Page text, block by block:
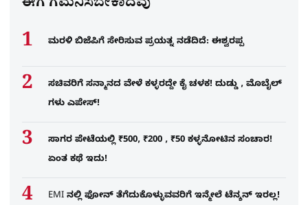
ಈಗ ಗಮನಿಸಬೇಕಾದವು
ಮರಳಿ ಬಿಜೆಪಿಗೆ ಸೇರಿಸುವ ಪ್ರಯತ್ನ ನಡೆದಿದೆ: ಈಶ್ವರಪ್ಪ
ಸಚಿವರಿಗೆ ಸನ್ಮಾನದ ವೇಳೆ ಕಳ್ಳರದ್ದೇ ಕೈ ಚಳಕ! ದುಡ್ಡು , ಮೊಬೈಲ್​
ಗಳು ಎಪೇಸ್!
ಸಾಗರ ಪೇಟೆಯಲ್ಲಿ ₹500, ₹200 , ₹50 ಕಳ್ಳನೋಟಿನ ಸಂಚಾರ!
ಏಂತ ಕಥೆ ಇದು!
EMI ನಲ್ಲಿ ಫೋನ್​ ತೆಗೆದುಕೊಳ್ಳುವವರಿಗೆ ಇನ್ಮೇಲೆ ಟೆನ್ಶನ್​ ಇರಲ್ಲ!